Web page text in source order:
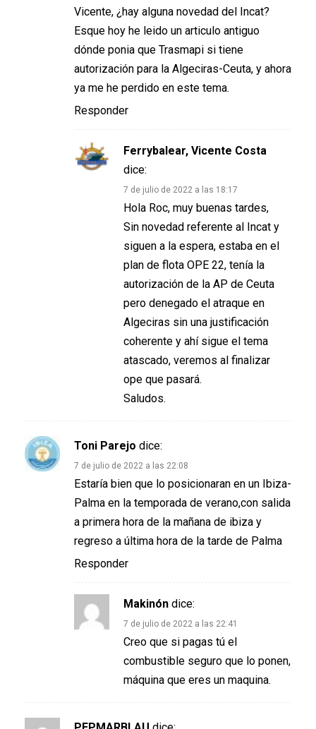
Vicente, ¿hay alguna novedad del Incat?
Esque hoy he leido un articulo antiguo
dónde ponia que Trasmapi si tiene
autorización para la Algeciras-Ceuta, y ahora
ya me he perdido en este tema.
Responder
Ferrybalear, Vicente Costa
dice:
7 de julio de 2022 a las 18:17
Hola Roc, muy buenas tardes,
Sin novedad referente al Incat y
siguen a la espera, estaba en el
plan de flota OPE 22, tenía la
autorización de la AP de Ceuta
pero denegado el atraque en
Algeciras sin una justificación
coherente y ahí sigue el tema
atascado, veremos al finalizar
ope que pasará.
Saludos.
Toni Parejo dice:
7 de julio de 2022 a las 22:08
Estaría bien que lo posicionaran en un Ibiza-
Palma en la temporada de verano,con salida
a primera hora de la mañana de ibiza y
regreso a última hora de la tarde de Palma
Responder
Makinón dice:
7 de julio de 2022 a las 22:41
Creo que si pagas tú el
combustible seguro que lo ponen,
máquina que eres un maquina.